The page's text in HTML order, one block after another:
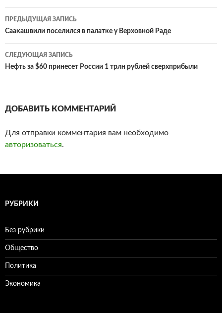
Навигация
по
записям
ПРЕДЫДУЩАЯ ЗАПИСЬ
Саакашвили поселился в палатке у Верховной Раде
СЛЕДУЮЩАЯ ЗАПИСЬ
Нефть за $60 принесет России 1 трлн рублей сверхприбыли‍
ДОБАВИТЬ КОММЕНТАРИЙ
Для отправки комментария вам необходимо
авторизоваться.
РУБРИКИ
Без рубрики
Общество
Политика
Экономика